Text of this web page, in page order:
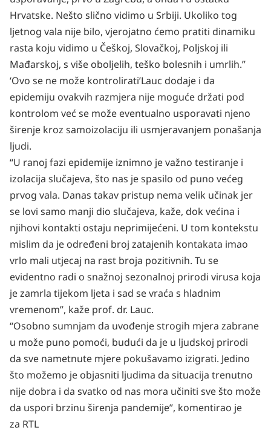
Hrvatske. Nešto slično vidimo u Srbiji. Ukoliko tog
ljetnog vala nije bilo, vjerojatno ćemo pratiti dinamiku
rasta koju vidimo u Češkoj, Slovačkoj, Poljskoj ili
Mađarskoj, s više oboljelih, teško bolesnih i umrlih.”
‘Ovo se ne može kontrolirati’Lauc dodaje i da
epidemiju ovakvih razmjera nije moguće držati pod
kontrolom već se može eventualno usporavati njeno
širenje kroz samoizolaciju ili usmjeravanjem ponašanja
ljudi.
“U ranoj fazi epidemije iznimno je važno testiranje i
izolacija slučajeva, što nas je spasilo od puno većeg
prvog vala. Danas takav pristup nema velik učinak jer
se lovi samo manji dio slučajeva, kaže, dok većina i
njihovi kontakti ostaju neprimijećeni. U tom kontekstu
mislim da je određeni broj zatajenih kontakata imao
vrlo mali utjecaj na rast broja pozitivnih. Tu se
evidentno radi o snažnoj sezonalnoj prirodi virusa koja
je zamrla tijekom ljeta i sad se vraća s hladnim
vremenom”, kaže prof. dr. Lauc.
“Osobno sumnjam da uvođenje strogih mjera zabrane
u može puno pomoći, budući da je u ljudskoj prirodi
da sve nametnute mjere pokušavamo izigrati. Jedino
što možemo je objasniti ljudima da situacija trenutno
nije dobra i da svatko od nas mora učiniti sve što može
da uspori brzinu širenja pandemije”, komentirao je
za RTL